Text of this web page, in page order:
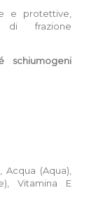
e protettive,
di frazione
schiumogeni
(Aqua),
Vitamina E